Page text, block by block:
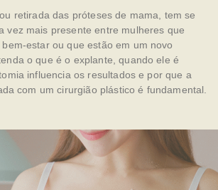
retirada das próteses de mama, tem se
vez mais presente entre mulheres que
estar ou que estão em um novo
o que é o explante, quando ele é
influencia os resultados e por que a
com um cirurgião plástico é fundamental.